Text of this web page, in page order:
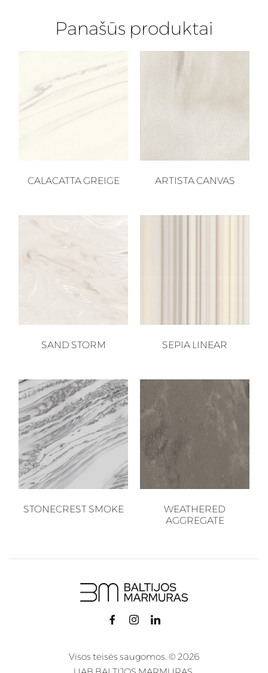
Panašūs produktai
CALACATTA GREIGE ARTISTA CANVAS
SAND STORM SEPIA LINEAR
STONECREST SMOKE
WEATHERED
AGGREGATE
Visos teisės saugomos. © 2026